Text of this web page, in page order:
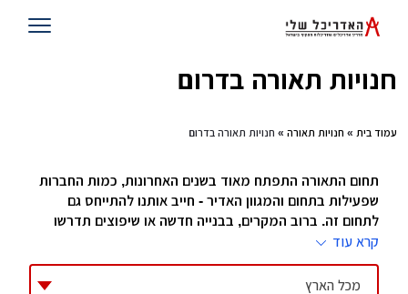
חנויות תאורה בדרום
עמוד בית » חנויות תאורה » חנויות תאורה בדרום
תחום התאורה התפתח מאוד בשנים האחרונות, כמות החברות
שפעילות בתחום והמגוון האדיר - חייב אותנו להתייחס גם
לתחום זה. ברוב המקרים, בבנייה חדשה או שיפוצים תדרשו
להחליף גופי תאורה רבים, אם יש לכם מעצב הוא יוכל לעזור
לכם אם אין לכם, גשו לחנויות התאורה שאספנו למטה והם
ישמחו לייעץ לכם בכל שאלה או עניין.
קרא עוד
מכל הארץ